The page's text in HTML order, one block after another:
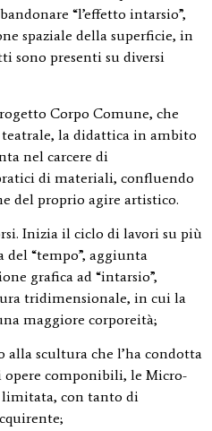
“l’effetto intarsio”,
spaziale della superficie, in
sono presenti su diversi
Corpo Comune, che
teatrale, la didattica in ambito
nel carcere di
di materiali, confluendo
del proprio agire artistico.
Inizia il ciclo di lavori su più
del “tempo”, aggiunta
grafica ad “intarsio”,
tridimensionale, in cui la
maggiore corporeità;
alla scultura che l’ha condotta
componibili, le Micro-
con tanto di